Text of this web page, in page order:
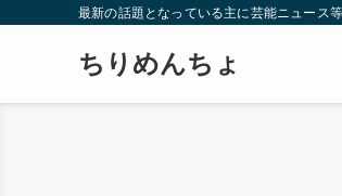
最新の話題となっている主に芸能ニュース
ちりめんちょ